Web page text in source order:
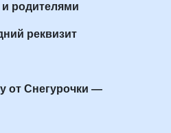
родителями
реквизит
от Снегурочки —